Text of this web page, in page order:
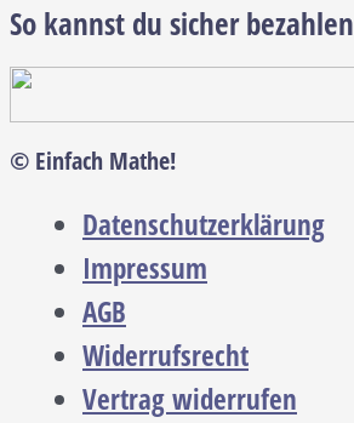
So kannst du sicher bezahlen
© Einfach Mathe!
Datenschutzerklärung
Impressum
AGB
Widerrufsrecht
Vertrag widerrufen